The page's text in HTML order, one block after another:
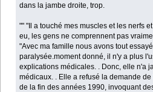
dans la jambe droite, trop.
"" "Il a touché mes muscles et les nerfs
eu, les gens ne comprennent pas
"Avec ma famille nous avons tout
paralysée.moment donné, il n'y a plus
explications médicales. . Donc, elle n'a
médicaux. . Elle a refusé la demande
de la fin des années 1990, invoquant